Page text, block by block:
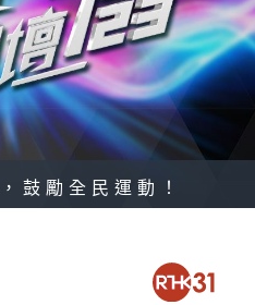
鼓勵全民運動！